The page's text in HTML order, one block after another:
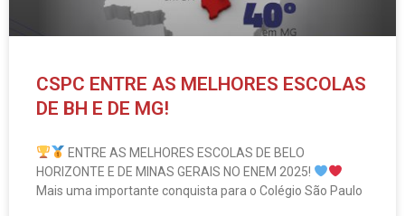
CSPC ENTRE AS MELHORES ESCOLAS
DE BH E DE MG!
ENTRE AS MELHORES ESCOLAS DE BELO
HORIZONTE E DE MINAS GERAIS NO ENEM 2025!
Mais uma importante conquista para o Colégio São Paulo